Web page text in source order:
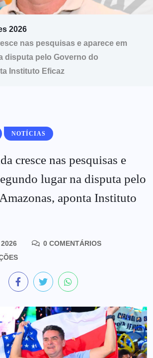
2026
nas pesquisas e aparece em
disputa pelo Governo do
Instituto Eficaz
NOTÍCIAS
cresce nas pesquisas e
lugar na disputa pelo
aponta Instituto
0 COMENTÁRIOS